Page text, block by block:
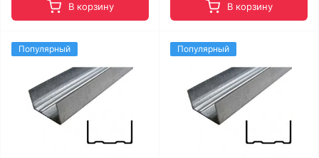
В корзину В корзину
Популярный Популярный